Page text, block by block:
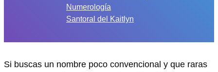
Numerología
Santoral del Kaitlyn
Si buscas un nombre poco convencional y que raras